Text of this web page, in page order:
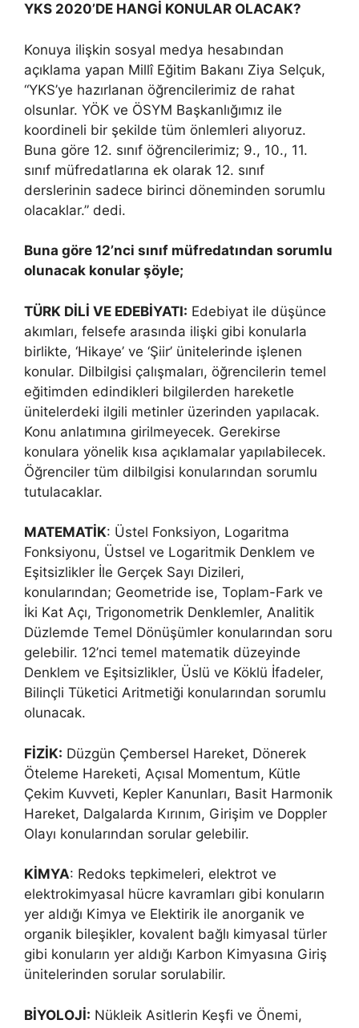
YKS 2020’DE HANGİ KONULAR OLACAK?
Konuya ilişkin sosyal medya hesabından
açıklama yapan Millî Eğitim Bakanı Ziya Selçuk,
“YKS’ye hazırlanan öğrencilerimiz de rahat
olsunlar. YÖK ve ÖSYM Başkanlığımız ile
koordineli bir şekilde tüm önlemleri alıyoruz.
Buna göre 12. sınıf öğrencilerimiz; 9., 10., 11.
sınıf müfredatlarına ek olarak 12. sınıf
derslerinin sadece birinci döneminden sorumlu
olacaklar.” dedi.
Buna göre 12’nci sınıf müfredatından sorumlu
olunacak konular şöyle;
TÜRK DİLİ VE EDEBİYATI: Edebiyat ile düşünce
akımları, felsefe arasında ilişki gibi konularla
birlikte, ‘Hikaye’ ve ‘Şiir’ ünitelerinde işlenen
konular. Dilbilgisi çalışmaları, öğrencilerin temel
eğitimden edindikleri bilgilerden hareketle
ünitelerdeki ilgili metinler üzerinden yapılacak.
Konu anlatımına girilmeyecek. Gerekirse
konulara yönelik kısa açıklamalar yapılabilecek.
Öğrenciler tüm dilbilgisi konularından sorumlu
tutulacaklar.
MATEMATİK: Üstel Fonksiyon, Logaritma
Fonksiyonu, Üstsel ve Logaritmik Denklem ve
Eşitsizlikler İle Gerçek Sayı Dizileri,
konularından; Geometride ise, Toplam-Fark ve
İki Kat Açı, Trigonometrik Denklemler, Analitik
Düzlemde Temel Dönüşümler konularından soru
gelebilir. 12’nci temel matematik düzeyinde
Denklem ve Eşitsizlikler, Üslü ve Köklü İfadeler,
Bilinçli Tüketici Aritmetiği konularından sorumlu
olunacak.
FİZİK: Düzgün Çembersel Hareket, Dönerek
Öteleme Hareketi, Açısal Momentum, Kütle
Çekim Kuvveti, Kepler Kanunları, Basit Harmonik
Hareket, Dalgalarda Kırınım, Girişim ve Doppler
Olayı konularından sorular gelebilir.
KİMYA: Redoks tepkimeleri, elektrot ve
elektrokimyasal hücre kavramları gibi konuların
yer aldığı Kimya ve Elektirik ile anorganik ve
organik bileşikler, kovalent bağlı kimyasal türler
gibi konuların yer aldığı Karbon Kimyasına Giriş
ünitelerinden sorular sorulabilir.
BİYOLOJİ: Nükleik Asitlerin Keşfi ve Önemi,